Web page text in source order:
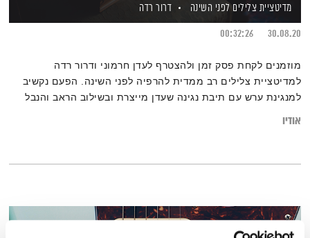
מדיטציית צלילים לפני השינה
דרור רדה
30.08.20
00:32:26
מוזמנים לקחת פסק זמן ולהצטרף לעדן חרמוני ודרור רדה
למדיטציית צלילים רב ממדית להרפיה לפני השינה. הפעם נקשיב
למנגינת ערש עם תיבת נגינה שעדן מייצרת ובשילוב הראב והנבל
אודיו